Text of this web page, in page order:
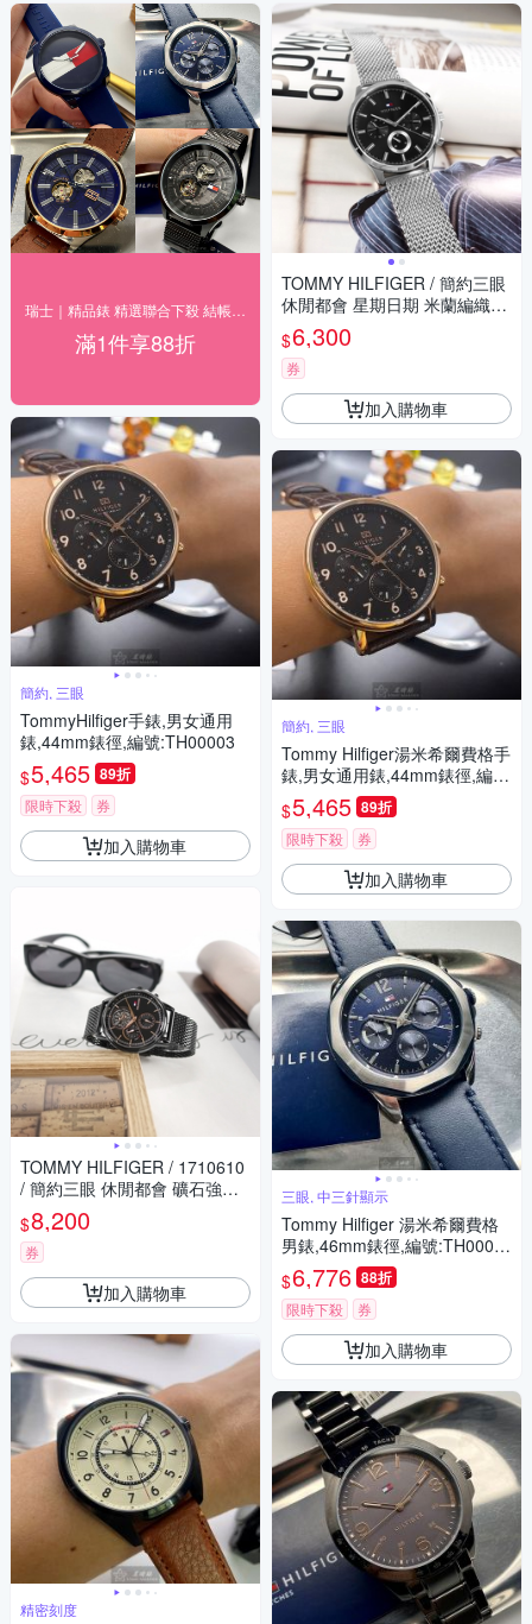
滿1件享88折
簡約, 三眼
TommyHilfiger手錶,男女通用
錶,44mm錶徑,編號:TH00003
$5,465 89折
限時下殺 券
加入購物車
TOMMY HILFIGER / 1710610
/ 簡約三眼 休閒都會 礦石強化
玻璃 星期日期 米蘭編織不鏽鋼
手錶-鍍黑 / 44mm
$8,200
券
加入購物車
精密刻度
TOMMY HILFIGER / 簡約三眼
休閒都會 星期日期 米蘭編織不
鏽鋼手錶-黑色/44mm
$6,300
券
加入購物車
簡約, 三眼
Tommy Hilfiger湯米希爾費格手
錶,男女通用錶,44mm錶徑,編
號:TH00003
$5,465 89折
限時下殺 券
加入購物車
三眼, 中三針顯示
Tommy Hilfiger 湯米希爾費格
男錶,46mm錶徑,編號:TH0006
$6,776 88折
限時下殺 券
加入購物車